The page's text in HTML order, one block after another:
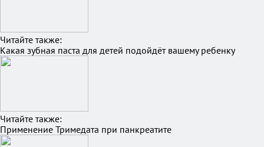
Читайте также:
Какая зубная паста для детей подойдёт вашему ребенку
Читайте также:
Применение Тримедата при панкреатите